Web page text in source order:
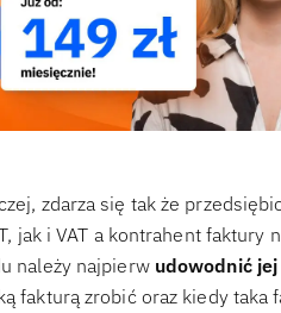
zdarza się tak że
jak i VAT a kontrahent faktury
należy najpierw udowodnić
fakturą zrobić oraz kiedy taka